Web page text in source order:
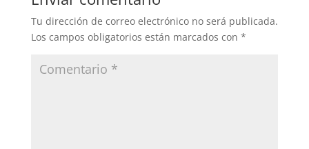
Tu dirección de correo electrónico no será publicada.
Los campos obligatorios están marcados con *